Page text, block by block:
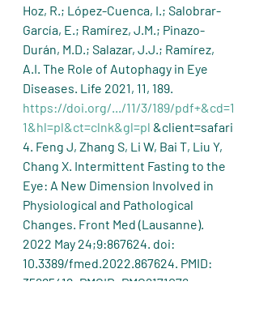
Hoz, R.; López-Cuenca, I.; Salobrar-
García, E.; Ramírez, J.M.; Pinazo-
Durán, M.D.; Salazar, J.J.; Ramírez,
A.I. The Role of Autophagy in Eye
Diseases. Life 2021, 11, 189.
https://doi.org/.../11/3/189/pdf+&cd=1
1&hl=pl&ct=clnk&gl=pl &client=safari
4. Feng J, Zhang S, Li W, Bai T, Liu Y,
Chang X. Intermittent Fasting to the
Eye: A New Dimension Involved in
Physiological and Pathological
Changes. Front Med (Lausanne).
2022 May 24;9:867624. doi:
10.3389/fmed.2022.867624. PMID:
35685418; PMCID: PMC9171076.